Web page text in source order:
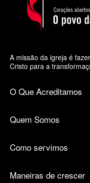
A missão da igreja é
Cristo para a
O Que Acreditamos
Quem Somos
Como servimos
Maneiras de crescer